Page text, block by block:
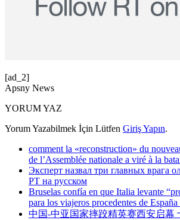
[ad_2]
Apsny News
YORUM YAZ
Yorum Yazabilmek İçin Lütfen Giriş Yapın.
comment la «reconstruction» du
de l’Assemblée nationale a viré à la
Эксперт назвал три главных врага
РТ на русском
Bruselas confía en que Italia levante
para los viajeros procedentes de España
中国-中亚国家摔跤精英赛西安启幕